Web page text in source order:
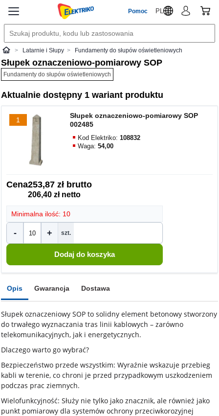
Pomoc PL
ElektrikoLatarnie i Słupy Fundamenty do słupów oświetleniowych
Słupek oznaczeniowo-pomiarowy SOP
Fundamenty do słupów oświetleniowych
Aktualnie dostępny 1 wariant produktu
1
Słupek oznaczeniowo-pomiarowy SOP
002485
Kod Elektriko:108832
Waga:54,00
Cena253,87 zł brutto
206,40 zł netto
Minimalna ilość: 10
- + szt.
Opis Gwarancja Dostawa
Słupek oznaczeniowy SOP to solidny element betonowy stworzony
do trwałego wyznaczania tras linii kablowych – zarówno
telekomunikacyjnych, jak i energetycznych.
Dlaczego warto go wybrać?
Bezpieczeństwo przede wszystkim: Wyraźnie wskazuje przebieg
kabli w terenie, co chroni je przed przypadkowym uszkodzeniem
podczas prac ziemnych.
Wielofunkcyjność: Służy nie tylko jako znacznik, ale również jako
punkt pomiarowy dla systemów ochrony przeciwkorozyjnej